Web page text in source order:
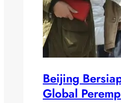
Beijing
Global